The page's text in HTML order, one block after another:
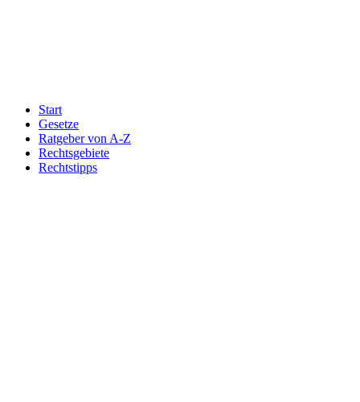
Start
Gesetze
Ratgeber von A-Z
Rechtsgebiete
Rechtstipps